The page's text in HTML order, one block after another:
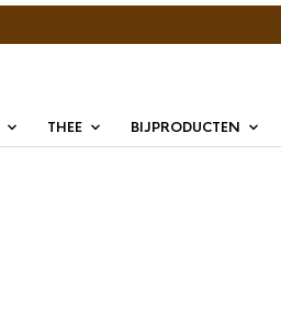
THEE BIJPRODUCTEN